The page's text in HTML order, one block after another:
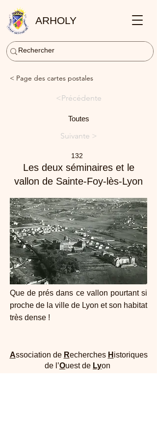
ARHOLY
< Page des cartes postales
<Précédente
Toutes
Suivante >
132
Les deux séminaires et le
vallon de Sainte-Foy-lès-Lyon
Que de prés dans ce vallon pourtant si
proche de la ville de Lyon et son habitat
très dense !
Association de Recherches H istoriques
de l’Ouest de Lyon